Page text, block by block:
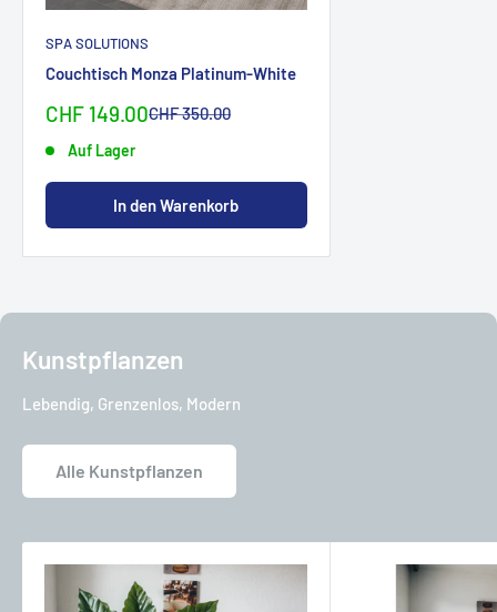
SPA SOLUTIONS
Couchtisch Monza Platinum-White
Sonderpreis
CHF 149.00Normalpreis
CHF 350.00
Auf Lager
In den Warenkorb
Kunstpflanzen
Lebendig, Grenzenlos, Modern
Alle Kunstpflanzen